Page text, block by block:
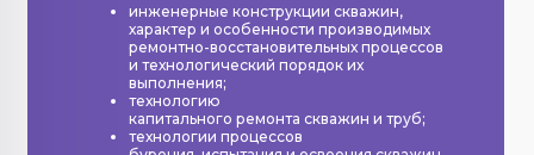
инженерные конструкции скважин,
характер и особенности производимых
ремонтно-восстановительных процессов
и технологический порядок их
выполнения;
технологию
капитального ремонта скважин и труб;
технологии процессов